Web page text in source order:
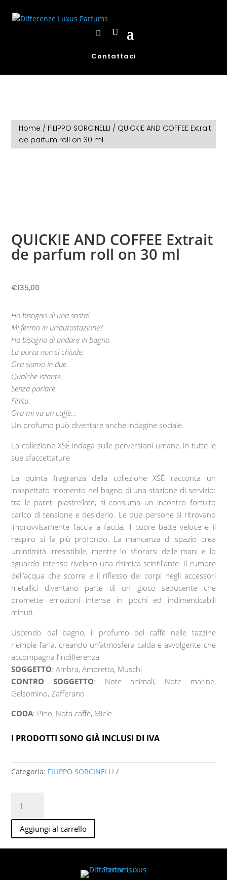
Contattaci
Home / FILIPPO SORCINELLI / QUICKIE AND COFFEE Extrait
de parfum roll on 30 ml
QUICKIE AND COFFEE Extrait
de parfum roll on 30 ml
€135,00
Ho bisogno di una sosta!
Mi fermo in un’autostazione?
Ho bisogno di andare in bagno.
La porta non si chiude.
Ora siamo in due.
Qualche istante.
Senza parlare.
Finito.
Ora mi va un caffè…
Un profumo può diventare anche indagine sociale.
La collezione XSÉ indaga sulle perversioni umane, in tutte le
sue sfaccettature
La quinta fragranza della collezione XSÉ racconta un
inaspettato momento nel bagno di una stazione di servizio:
tra le pareti piastrellate, si consuma un incontro fortuito
carico di tensione e desiderio. Le due persone si ritrovano
improvvisamente faccia a faccia, il cuore batte veloce e il
respiro si fa più profondo. La mancanza di spazio crea
un’intimità irresistibile, mentre lo sfiorarsi delle mani e lo
sguardo intenso rivelano una chimica scintillante. Il rumore
dell’acqua che scorre e il riflesso dei corpi negli accessori
metallici diventano parte di un gioco seducente che
promette emozioni intense in pochi ed indimenticabili
minuti.
Uscendo dal bagno, il profumo del caffè nelle tazzine
riempie l’aria, creando un’atmosfera calda e avvolgente che
accompagna l’indifferenza
SOGGETTO: Ambra, Ambretta, Muschi
CONTRO SOGGETTO: Note animali, Note marine,
Gelsomino, Zafferano
CODA: Pino, Nota caffè, Miele
I PRODOTTI SONO GIÀ INCLUSI DI IVA
Categoria: FILIPPO SORCINELLI
AND
COFFEE
Extrait
Aggiungi al carrello